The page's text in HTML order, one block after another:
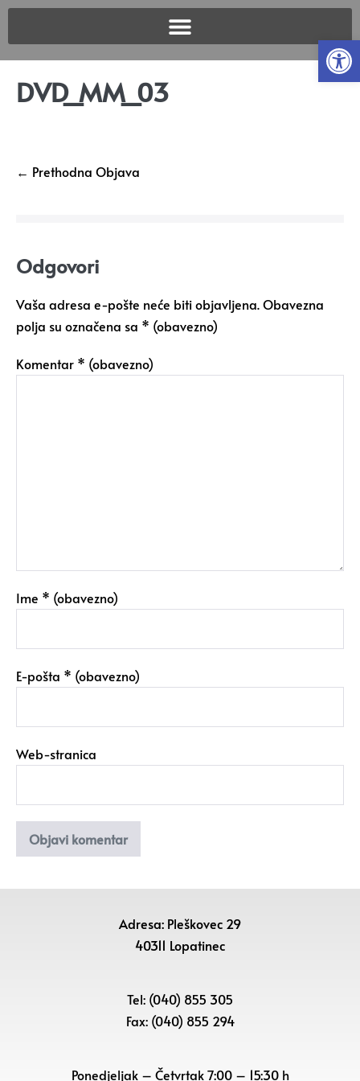
DVD_MM_03
← Prethodna Objava
Odgovori
Vaša adresa e-pošte neće biti objavljena.Obavezna
polja su označena sa * (obavezno)
Komentar * (obavezno)
Ime * (obavezno)
E-pošta * (obavezno)
Web-stranica
Adresa: Pleškovec 29
40311 Lopatinec
Tel: (040) 855 305
Fax: (040) 855 294
Ponedjeljak – Četvrtak 7:00 – 15:30 h